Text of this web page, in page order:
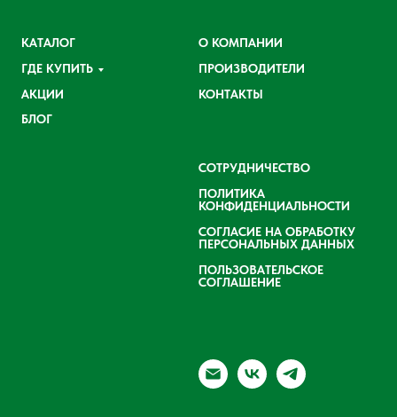
КАТАЛОГ
ГДЕ КУПИТЬ
АКЦИИ
БЛОГ
О КОМПАНИИ
ПРОИЗВОДИТЕЛИ
КОНТАКТЫ
СОТРУДНИЧЕСТВО
ПОЛИТИКА
КОНФИДЕНЦИАЛЬНОСТИ
СОГЛАСИЕ НА ОБРАБОТКУ
ПЕРСОНАЛЬНЫХ ДАННЫХ
ПОЛЬЗОВАТЕЛЬСКОЕ
СОГЛАШЕНИЕ